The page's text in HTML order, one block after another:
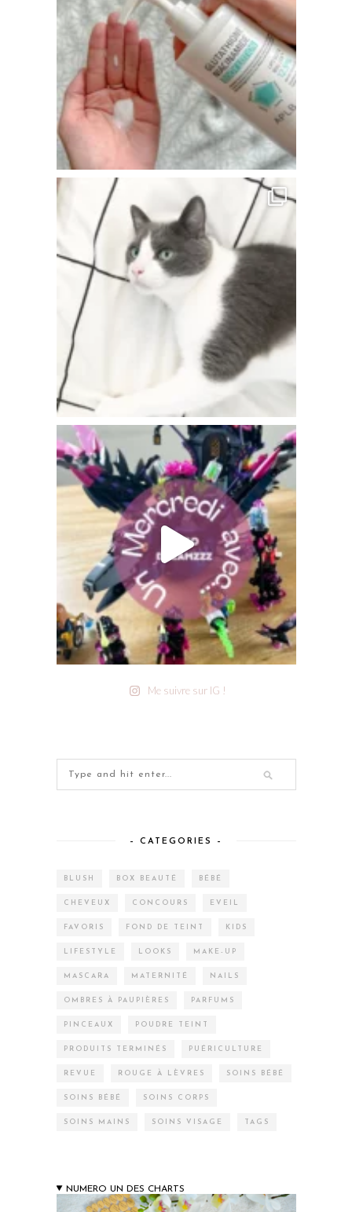
Me suivre sur IG !
– CATEGORIES –
BLUSH BOX BEAUTÉ BÉBÉ
CHEVEUX CONCOURS EVEIL
FAVORIS FOND DE TEINT KIDS
LIFESTYLE LOOKS MAKE-UP
MASCARA MATERNITÉ NAILS
OMBRES À PAUPIÈRES PARFUMS
PINCEAUX POUDRE TEINT
PRODUITS TERMINÉS PUÉRICULTURE
REVUE ROUGE À LÈVRES SOINS BÉBÉ
SOINS BÉBÉ SOINS CORPS
SOINS MAINS SOINS VISAGE TAGS
NUMERO UN DES CHARTS